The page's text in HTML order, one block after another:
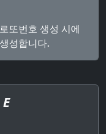
또번호 생성 시에
성합니다.